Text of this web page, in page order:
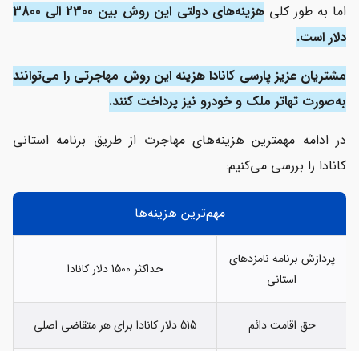
اما به طور کلی
هزینه‌های دولتی این روش بین 2300 الی 3800
دلار است.
مشتریان عزیز پارسی کانادا هزینه این روش مهاجرتی را می‌توانند
به‌صورت تهاتر ملک و خودرو نیز پرداخت کنند.
در ادامه مهمترین هزینه‌های مهاجرت از طریق برنامه استانی
کانادا را بررسی می‌کنیم:
مهم‌ترین هزینه‌ها
پردازش برنامه نامزدهای
استانی
حداکثر 1500 دلار کانادا
حق اقامت دائم 515 دلار کانادا برای هر متقاضی اصلی